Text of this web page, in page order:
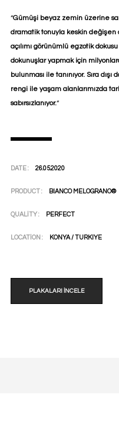
“Gümüşi beyaz zemin üzerine
dramatik tonuyla keskin değişen
açılımı görünümlü egzotik
dokunuşlar yapmak için
bulunması ile tanınıyor. Sıra
rengi ile yaşam alanlarımızda
sabırsızlanıyor.“
DATE : 26.05.2020
PRODUCT : BIANCO MELOGRANO®
QUALITY : PERFECT
LOCATION : KONYA / TURKIYE
PLAKALARI İNCELE